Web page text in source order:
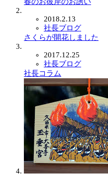
春のお彼岸のお誘い
2018.2.13
社長ブログ
さくらが開花しました
2017.12.25
社長ブログ
社長コラム